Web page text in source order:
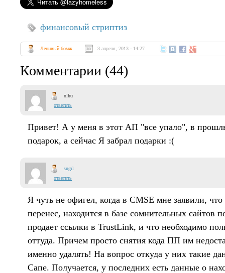
финансовый стриптиз
Ленивый бомж 3 апреля, 2013 - 14:27
Комментарии (44)
olbu
ответить
Привет! А у меня в этот АП "все упало", в
подарок, а сейчас Я забрал подарки :(
sngrl
ответить
Я чуть не офигел, когда в CMSE мне заявили,
перенес, находится в базе сомнительных сайтов
продает ссылки в TrustLink, и что необходимо
оттуда. Причем просто снятия кода ПП им
именно удалять! На вопрос откуда у них такие
Сапе. Получается, у последних есть данные о